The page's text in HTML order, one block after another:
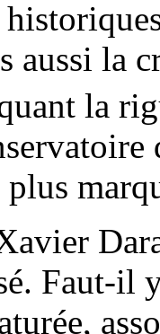
aussi la
la
Faut-il